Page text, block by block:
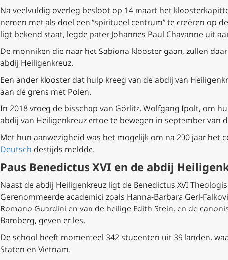
Na veelvuldig overleg besloot op 14 maart het
nemen met als doel een “spiritueel centrum” te creëren op
ligt bekend staat, legde pater Johannes Paul Chavanne uit
De monniken die naar het Sabiona-klooster gaan, zullen
abdij Heiligenkreuz.
Een ander klooster dat hulp kreeg van de abdij van
aan de grens met Polen.
In 2018 vroeg de bisschop van Görlitz, Wolfgang Ipolt, om
abdij van Heiligenkreuz ertoe te bewegen in september van
Met hun aanwezigheid was het mogelijk om na 200 jaar het
Deutsch destijds meldde.
Paus Benedictus XVI en de abdij
Naast de abdij Heiligenkreuz ligt de Benedictus XVI
Gerenommeerde academici zoals Hanna-Barbara Gerl-
Romano Guardini en van de heilige Edith Stein, en de
Bamberg, geven er les.
De school heeft momenteel 342 studenten uit 39 landen,
Staten en Vietnam.